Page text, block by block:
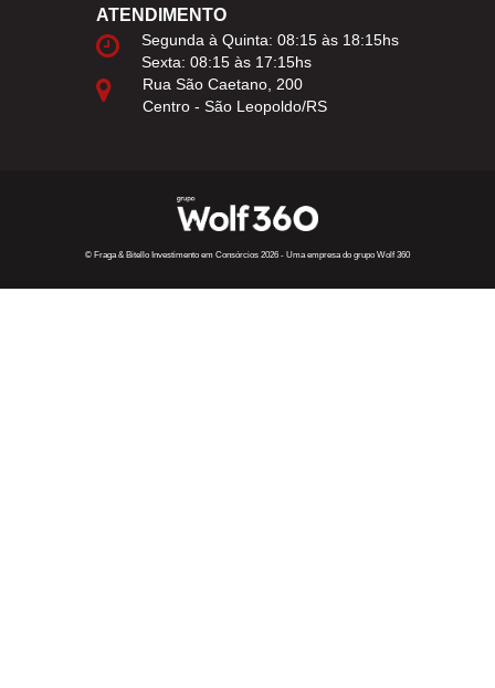
ATENDIMENTO
Segunda à Quinta: 08:15 às 18:15hs
Sexta: 08:15 às 17:15hs
Rua São Caetano, 200
Centro - São Leopoldo/RS
© Fraga & Bitello Investimento em Consórcios 2026 - Uma empresa do grupo Wolf 360